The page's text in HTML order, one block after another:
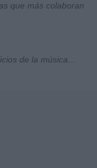
que más colaboran
de la música...